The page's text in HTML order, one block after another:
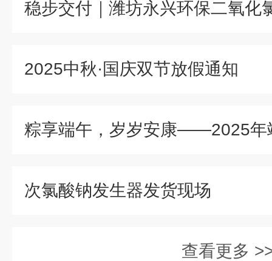
2025中秋·国庆双节放假通知
次氯酸钠发生器发货现场
查看更多